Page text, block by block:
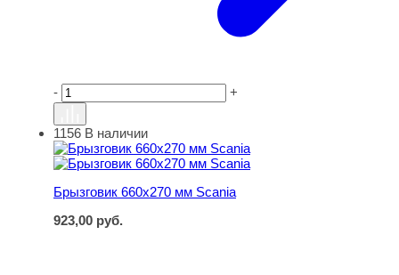
- +
Брызговик 660х270 мм Scania
1156 В наличии
Брызговик 660х270 мм Scania
923,00 руб.